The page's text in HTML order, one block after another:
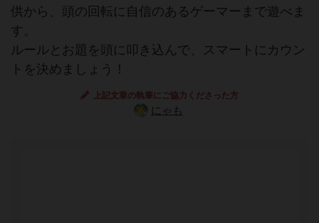
供から、頭の回転に自信のあるゲーマーまで遊べま
す。
ルールとお題を頭に叩き込んで、スマートにカウン
トを決めましょう！
上記文章の執筆にご協力くださった方
にゃも